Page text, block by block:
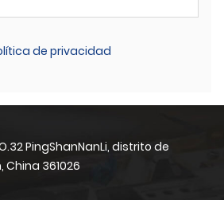
de privacidad
PingShanNanLi, distrito de
China 361026